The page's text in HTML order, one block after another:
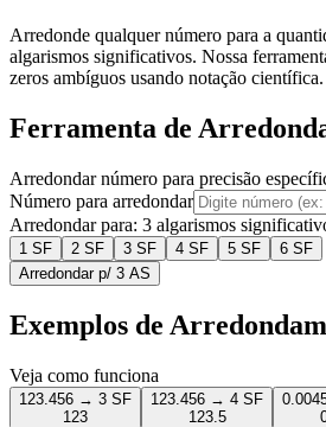
Arredonde qualquer número para a
algarismos significativos. Nossa
zeros ambíguos usando notação científica.
Ferramenta de
Arredondar número para precisão
Número para arredondar
Arredondar para: 3 algarismos
1 SF 2 SF 3 SF 4 SF 5 SF 6 SF
Arredondar p/ 3 AS
Exemplos de
Veja como funciona
123.456 → 3 SF
123
123.456 → 4 SF
123.5